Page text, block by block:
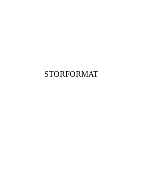
STORFORMAT